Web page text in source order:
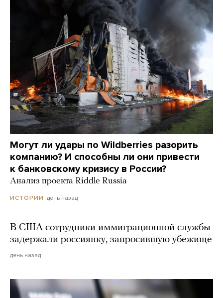
Могут ли удары по Wildberries разорить
компанию? И способны ли они привести
к банковскому кризису в России?
Анализ проекта Riddle Russia
ИСТОРИИ день назад
В США сотрудники иммиграционной службы
задержали россиянку, запросившую убежище
день назад